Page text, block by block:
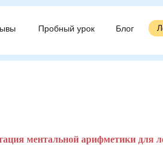
Блог
Пробный урок Блог
Пробный урок
ментальной арифметики для